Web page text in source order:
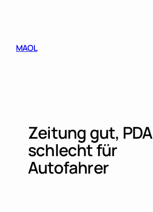
MAOL
Zeitung gut, PDA
schlecht für
Autofahrer